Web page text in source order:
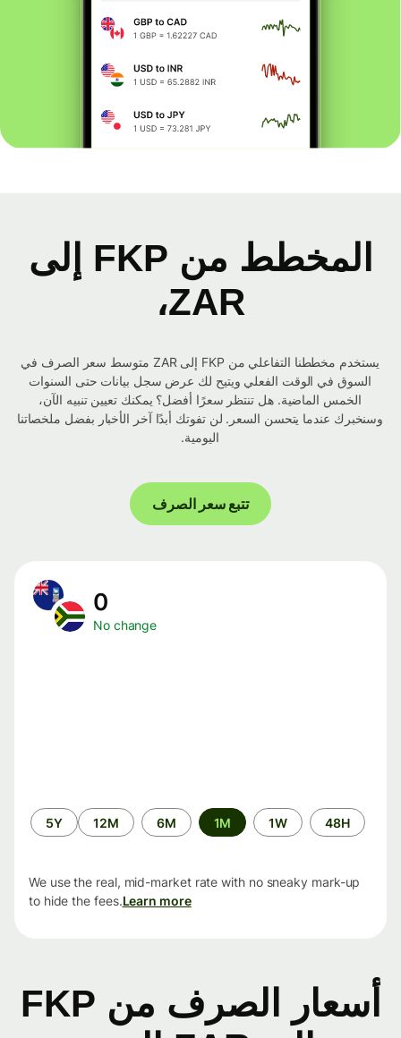
المخطط من FKP إلى
ZAR،
يستخدم مخططنا التفاعلي من FKP إلى ZAR متوسط ​​سعر الصرف في
السوق في الوقت الفعلي ويتيح لك عرض سجل بيانات حتى السنوات
الخمس الماضية. هل تنتظر سعرًا أفضل؟ يمكنك تعيين تنبيه الآن،
وسنخبرك عندما يتحسن السعر. لن تفوتك أبدًا آخر الأخبار بفضل ملخصاتنا
اليومية.
تتبع سعر الصرف
No change
الفترة
الزمنية
48H
1W
1M
6M
12M
5Y
We use the real, mid-market rate with no sneaky mark-up
to hide the fees.Learn more
أسعار الصرف من FKP